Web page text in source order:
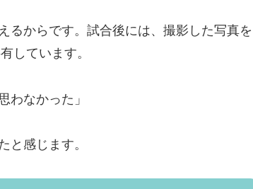
からです。 試合後には、撮影した写真を
しています。
わなかった」
感じます。